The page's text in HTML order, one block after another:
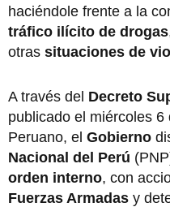
haciéndole frente a la
tráfico ilícito de drogas
otras situaciones de
A través del Decreto
publicado el miércoles
Peruano, el Gobierno
Nacional del Perú
orden interno, con
Fuerzas Armadas y